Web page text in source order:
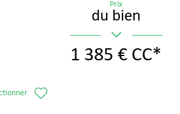
Prix
du bien
1 385 € CC*